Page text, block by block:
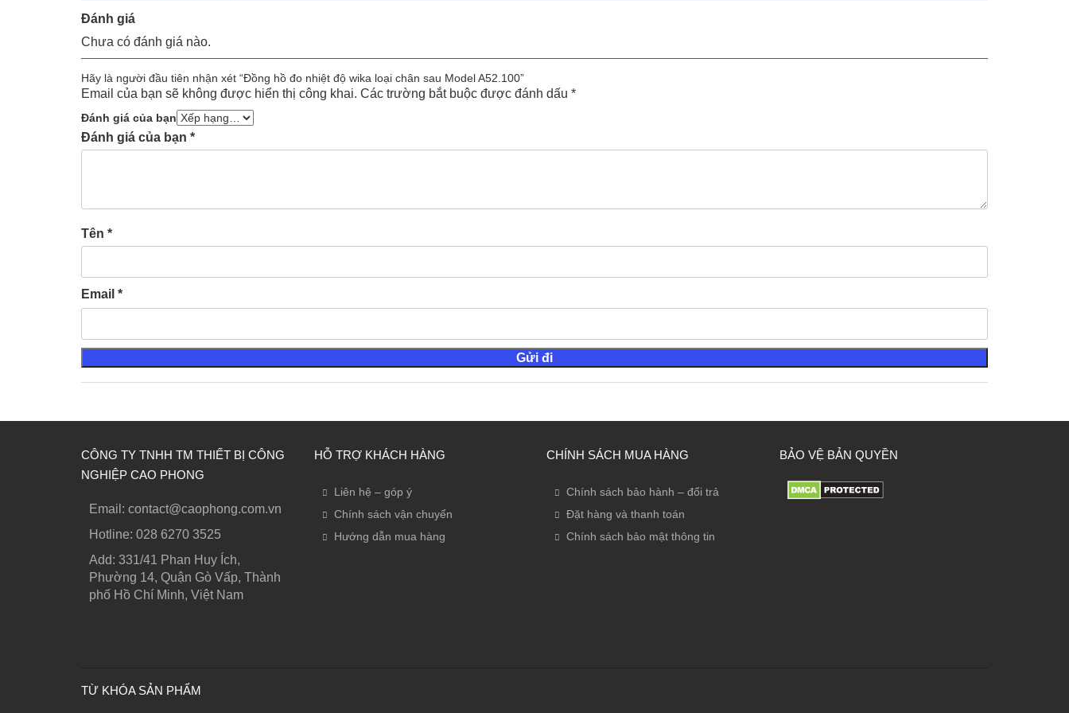
Đánh giá
Chưa có đánh giá nào.
Hãy là người đầu tiên nhận xét “Đồng hồ đo nhiệt độ wika loại chân sau Model A52.100”
Email của bạn sẽ không được hiển thị công khai. Các trường bắt buộc được đánh dấu *
Đánh giá của bạn
Đánh giá của bạn *
Tên *
Email *
CÔNG TY TNHH TM THIẾT BỊ CÔNG
NGHIỆP CAO PHONG
Email: contact@caophong.com.vn
Hotline: ‭028 6270 3525
Add: 331/41 Phan Huy Ích,
Phường 14, Quận Gò Vấp, Thành
phố Hồ Chí Minh, Việt Nam
HỖ TRỢ KHÁCH HÀNG
Liên hệ – góp ý
Chính sách vận chuyển
Hướng dẫn mua hàng
CHÍNH SÁCH MUA HÀNG
Chính sách bảo hành – đổi trả
Đặt hàng và thanh toán
Chính sách bảo mật thông tin
BẢO VỆ BẢN QUYỀN
TỪ KHÓA SẢN PHẨM